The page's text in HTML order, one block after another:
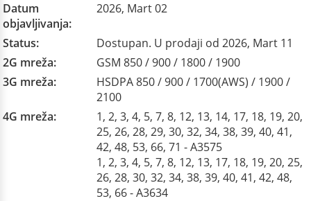
Datum
objavljivanja:
2026, Mart 02
Status:
Dostupan. U prodaji od 2026, Mart 11
2G mreža:
GSM 850 / 900 / 1800 / 1900
3G mreža:
HSDPA 850 / 900 / 1700(AWS) / 1900 /
2100
4G mreža:
1, 2, 3, 4, 5, 7, 8, 12, 13, 14, 17, 18, 19, 20,
25, 26, 28, 29, 30, 32, 34, 38, 39, 40, 41,
42, 48, 53, 66, 71 - A3575
1, 2, 3, 4, 5, 7, 8, 12, 13, 17, 18, 19, 20, 25,
26, 28, 30, 32, 34, 38, 39, 40, 41, 42, 48,
53, 66 - A3634